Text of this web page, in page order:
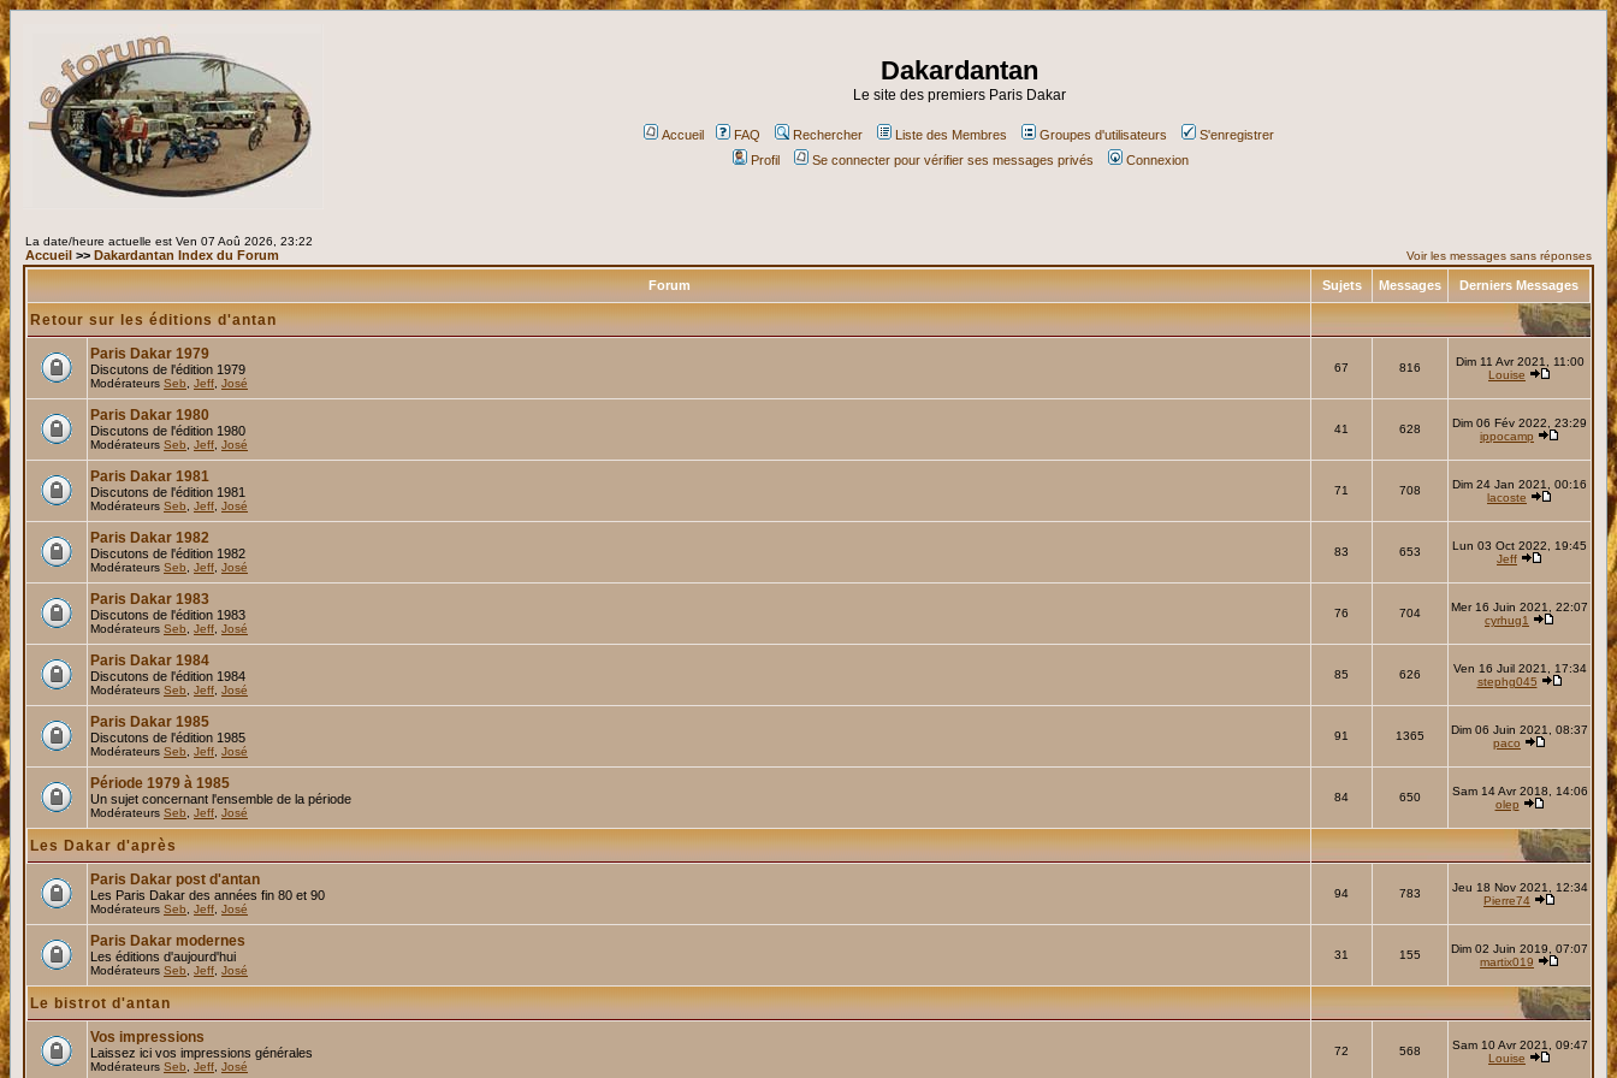
Dakardantan
Le site des premiers Paris Dakar
Accueil FAQ Rechercher Liste des Membres Groupes d'utilisateurs
S'enregistrer
Profil
Se connecter pour vérifier ses messages privés Connexion
La date/heure actuelle est Ven 07 Aoû 2026, 23:22
Accueil >> Dakardantan Index du Forum Voir les messages sans réponses
Forum Sujets Messages Derniers Messages
Retour sur les éditions d'antan
Paris Dakar 1979
Discutons de l'édition 1979
Modérateurs Seb Jeff José
67 816
Dim 11 Avr 2021, 11:00
Louise
Paris Dakar 1980
Discutons de l'édition 1980
Modérateurs Seb Jeff José
41 628
Dim 06 Fév 2022, 23:29
ippocamp
Paris Dakar 1981
Discutons de l'édition 1981
Modérateurs Seb Jeff José
71 708
Dim 24 Jan 2021, 00:16
lacoste
Paris Dakar 1982
Discutons de l'édition 1982
Modérateurs Seb Jeff José
83 653
Lun 03 Oct 2022, 19:45
Jeff
Paris Dakar 1983
Discutons de l'édition 1983
Modérateurs Seb Jeff José
76 704
Mer 16 Juin 2021, 22:07
cyrhug1
Paris Dakar 1984
Discutons de l'édition 1984
Modérateurs Seb Jeff José
85 626
Ven 16 Juil 2021, 17:34
stephg045
Paris Dakar 1985
Discutons de l'édition 1985
Modérateurs Seb Jeff José
91 1365
Dim 06 Juin 2021, 08:37
paco
Période 1979 à 1985
Un sujet concernant l'ensemble de la période
Modérateurs Seb Jeff José
84 650
Sam 14 Avr 2018, 14:06
olep
Les Dakar d'après
Paris Dakar post d'antan
Les Paris Dakar des années fin 80 et 90
Modérateurs Seb Jeff José
94 783
Jeu 18 Nov 2021, 12:34
Pierre74
Paris Dakar modernes
Les éditions d'aujourd'hui
Modérateurs Seb Jeff José
31 155
Dim 02 Juin 2019, 07:07
martix019
Le bistrot d'antan
Vos impressions
Laissez ici vos impressions générales
Modérateurs Seb Jeff José
72 568
Sam 10 Avr 2021, 09:47
Louise